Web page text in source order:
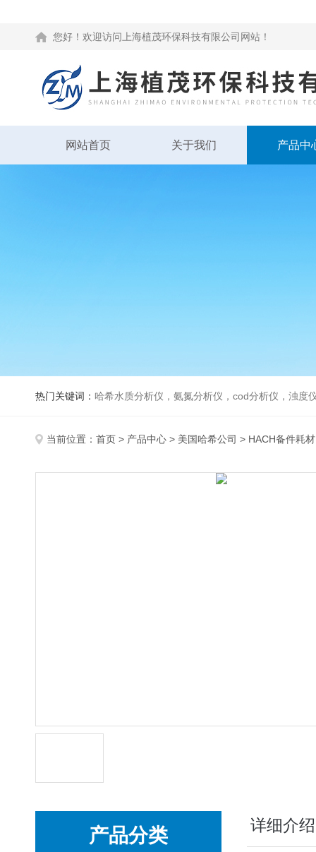
您好！欢迎访问上海植茂环保科技有限公司网站！
网站首页 关于我们 产品中
热门关键词： 哈希水质分析仪，氨氮分析仪，cod分析仪，浊度
当前位置： 首页 > 产品中心 > 美国哈希公司 > HACH备件耗材
产品分类 详细介绍